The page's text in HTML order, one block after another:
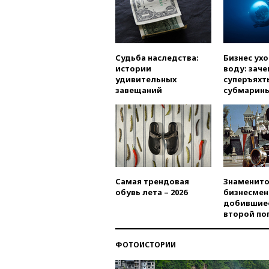
Судьба наследства:
истории
удивительных
завещаний
Бизнес
воду:
Самая трендовая
обувь лета – 2026
второй
ФОТОИСТОРИИ